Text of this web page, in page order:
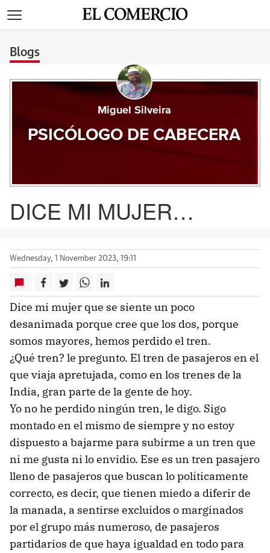
Blogs
Miguel Silveira
PSICÓLOGO DE CABECERA
DICE MI MUJER…
Wednesday, 1 November 2023, 19:11
Dice mi mujer que se siente un poco
desanimada porque cree que los dos, porque
somos mayores, hemos perdido el tren.
¿Qué tren? le pregunto. El tren de pasajeros en el
que viaja apretujada, como en los trenes de la
India, gran parte de la gente de hoy.
Yo no he perdido ningún tren, le digo. Sigo
montado en el mismo de siempre y no estoy
dispuesto a bajarme para subirme a un tren que
ni me gusta ni lo envidio. Ese es un tren pasajero
lleno de pasajeros que buscan lo políticamente
correcto, es decir, que tienen miedo a diferir de
la manada, a sentirse excluidos o marginados
por el grupo más numeroso, de pasajeros
partidarios de que haya igualdad en todo para